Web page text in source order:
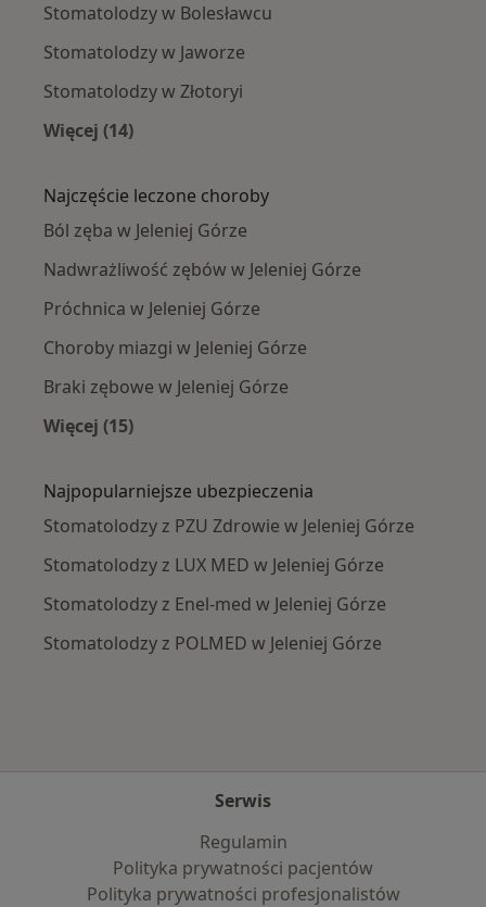
Stomatolodzy w Bolesławcu
Stomatolodzy w Jaworze
Stomatolodzy w Złotoryi
Więcej (14)
Najczęście leczone choroby
Ból zęba w Jeleniej Górze
Nadwrażliwość zębów w Jeleniej Górze
Próchnica w Jeleniej Górze
Choroby miazgi w Jeleniej Górze
Braki zębowe w Jeleniej Górze
Więcej (15)
Najpopularniejsze ubezpieczenia
Stomatolodzy z PZU Zdrowie w Jeleniej Górze
Stomatolodzy z LUX MED w Jeleniej Górze
Stomatolodzy z Enel-med w Jeleniej Górze
Stomatolodzy z POLMED w Jeleniej Górze
Serwis
Regulamin
Polityka prywatności pacjentów
Polityka prywatności profesjonalistów